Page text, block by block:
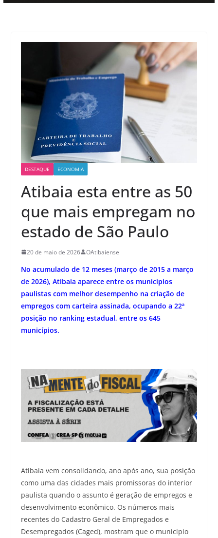
DESTAQUE ECONOMIA
Atibaia esta entre as 50
que mais empregam no
estado de São Paulo
20 de maio de 2026 OAtibaiense
No acumulado de 12 meses (março de 2015 a março
de 2026), Atibaia aparece entre os municípios
paulistas com melhor desempenho na criação de
empregos com carteira assinada, ocupando a 22ª
posição no ranking estadual, entre os 645
municípios.
Atibaia vem consolidando, ano após ano, sua posição
como uma das cidades mais promissoras do interior
paulista quando o assunto é geração de empregos e
desenvolvimento econômico. Os números mais
recentes do Cadastro Geral de Empregados e
Desempregados (Caged), mostram que o município